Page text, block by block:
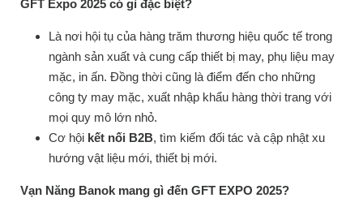
GFT Expo 2025 có gì đặc biệt?
Là nơi hội tụ của hàng trăm thương hiệu quốc tế trong
ngành sản xuất và cung cấp thiết bị may, phụ liệu may
mặc, in ấn. Đồng thời cũng là điểm đến cho những
công ty may mặc, xuất nhập khẩu hàng thời trang với
mọi quy mô lớn nhỏ.
Cơ hội kết nối B2B, tìm kiếm đối tác và cập nhật xu
hướng vật liệu mới, thiết bị mới.
Vạn Năng Banok mang gì đến GFT EXPO 2025?